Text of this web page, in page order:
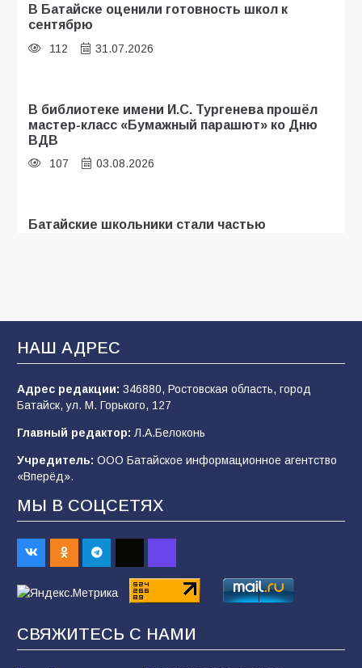
В Батайске оценили готовность школ к
сентябрю
112 31.07.2026
В библиотеке имени И.С. Тургенева прошёл
мастер-класс «Бумажный парашют» ко Дню
ВДВ
107 03.08.2026
Батайские школьники стали частью
«Мобилизация или набор?» Что на самом
деле происходит в армии России в августе
2026 года
В Батайске продолжаются дорожные работы
98 04.08.2026
«Пургу нести — не поля переходить»: почему
заявления о мобилизации — это
пропагандистский вброс
01.08.2026
Будет ли мобилизация в России в 2026 году
НАШ АДРЕС
Адрес редакции: 346880, Ростовская область, город
Батайск, ул. М. Горького, 127
Главный редактор: Л.А.Белоконь
Учредитель: ООО Батайское информационное агентство
«Вперёд».
МЫ В СОЦСЕТЯХ
СВЯЖИТЕСЬ С НАМИ